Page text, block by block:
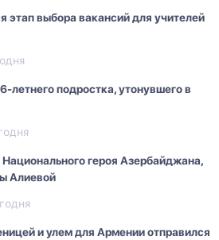
этап выбора вакансий для учителей
летнего подростка, утонувшего в
героя Азербайджана,
Алиевой
и улем для Армении отправился